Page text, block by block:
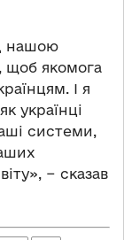
нашою
щоб якомога
І я
українці
системи,
− сказав